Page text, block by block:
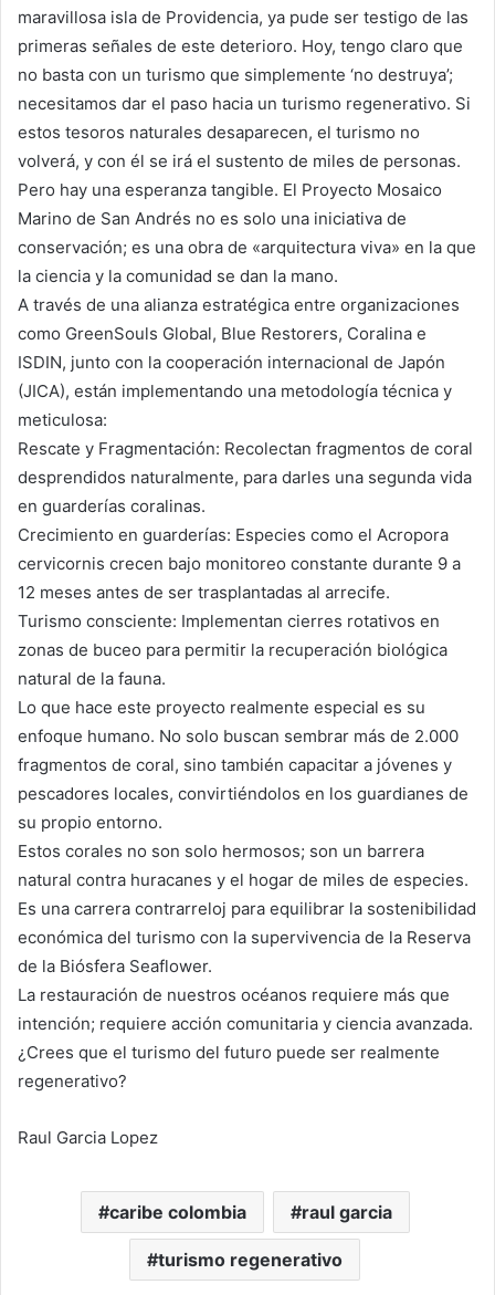
maravillosa isla de Providencia, ya pude ser testigo de las
primeras señales de este deterioro. Hoy, tengo claro que
no basta con un turismo que simplemente ‘no destruya’;
necesitamos dar el paso hacia un turismo regenerativo. Si
estos tesoros naturales desaparecen, el turismo no
volverá, y con él se irá el sustento de miles de personas.
Pero hay una esperanza tangible. El Proyecto Mosaico
Marino de San Andrés no es solo una iniciativa de
conservación; es una obra de «arquitectura viva» en la que
la ciencia y la comunidad se dan la mano.
A través de una alianza estratégica entre organizaciones
como GreenSouls Global, Blue Restorers, Coralina e
ISDIN, junto con la cooperación internacional de Japón
(JICA), están implementando una metodología técnica y
meticulosa:
Rescate y Fragmentación: Recolectan fragmentos de coral
desprendidos naturalmente, para darles una segunda vida
en guarderías coralinas.
Crecimiento en guarderías: Especies como el Acropora
cervicornis crecen bajo monitoreo constante durante 9 a
12 meses antes de ser trasplantadas al arrecife.
Turismo consciente: Implementan cierres rotativos en
zonas de buceo para permitir la recuperación biológica
natural de la fauna.
Lo que hace este proyecto realmente especial es su
enfoque humano. No solo buscan sembrar más de 2.000
fragmentos de coral, sino también capacitar a jóvenes y
pescadores locales, convirtiéndolos en los guardianes de
su propio entorno.
Estos corales no son solo hermosos; son un barrera
natural contra huracanes y el hogar de miles de especies.
Es una carrera contrarreloj para equilibrar la sostenibilidad
económica del turismo con la supervivencia de la Reserva
de la Biósfera Seaflower.
La restauración de nuestros océanos requiere más que
intención; requiere acción comunitaria y ciencia avanzada.
¿Crees que el turismo del futuro puede ser realmente
regenerativo?
Raul Garcia Lopez
caribe colombia raul garcia
turismo regenerativo